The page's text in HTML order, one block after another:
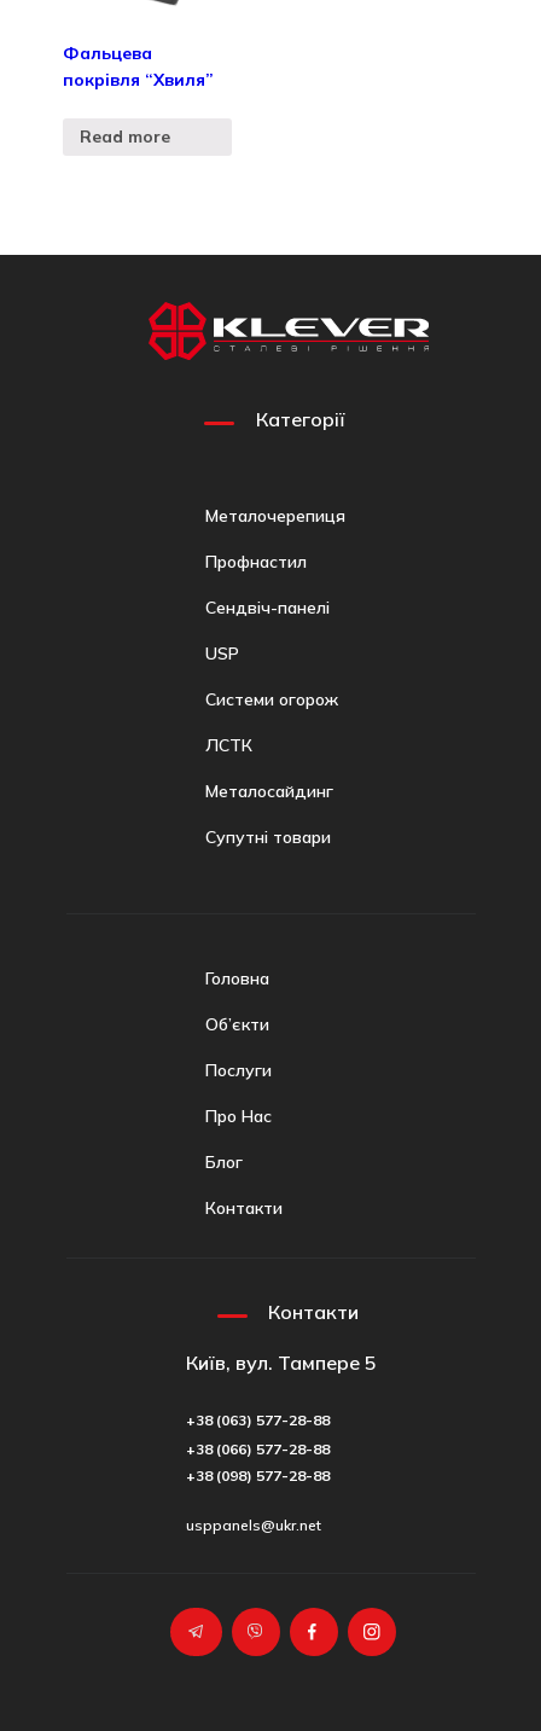
Фальцева
покрівля “Хвиля”
Read more
Категорії
Металочерепиця
Профнастил
Сендвіч-панелі
USP
Системи огорож
ЛСТК
Металосайдинг
Супутні товари
Головна
Об’єкти
Послуги
Про Нас
Блог
Контакти
Контакти
Київ, вул. Тампере 5
+38 (063) 577-28-88
+38 (066) 577-28-88
+38 (098) 577-28-88
usppanels@ukr.net